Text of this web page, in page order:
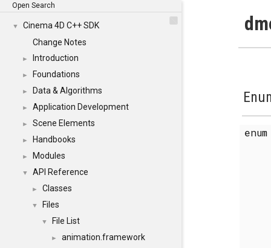
Open Search
▼
Cinema 4D C++ SDK
Change Notes
► Introduction
► Foundations
► Data & Algorithms
► Application Development
► Scene Elements
► Handbooks
► Modules
▼ API Reference
► Classes
▼ Files
▼ File List
► animation.framework